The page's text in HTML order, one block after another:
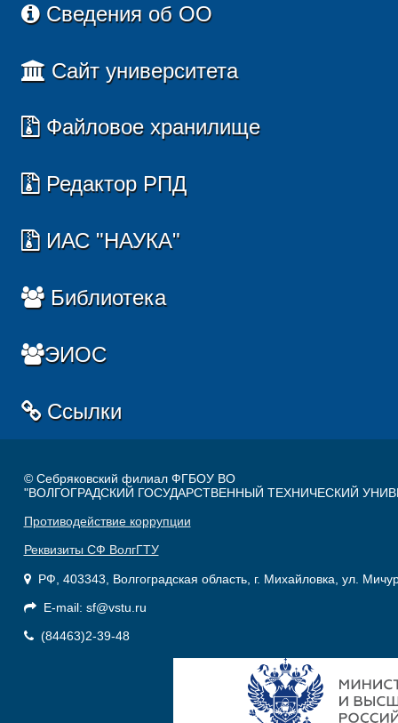
Сведения об ОО
Сайт университета
Файловое хранилище
Редактор РПД
ИАС "НАУКА"
Библиотека
ЭИОС
Ссылки
© Себряковский филиал ФГБОУ ВО
"ВОЛГОГРАДСКИЙ ГОСУДАРСТВЕННЫЙ ТЕХНИЧЕСКИЙ
Противодействие коррупции
Реквизиты СФ ВолгГТУ
РФ, 403343, Волгоградская область, г. Михайловка, ул.
E-mail: sf@vstu.ru
(84463)2-39-48